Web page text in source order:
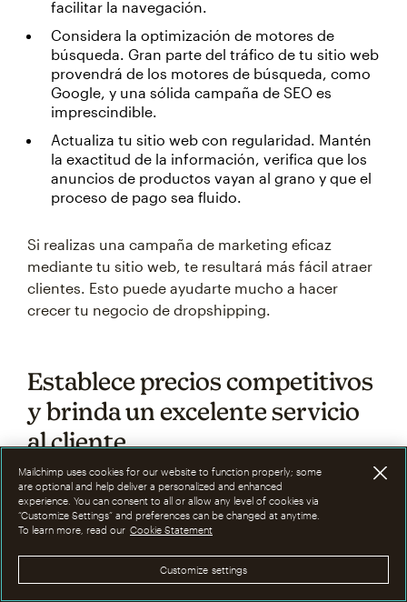
facilitar la navegación.
Considera la optimización de motores de
búsqueda. Gran parte del tráfico de tu sitio web
provendrá de los motores de búsqueda, como
Google, y una sólida campaña de SEO es
imprescindible.
Actualiza tu sitio web con regularidad. Mantén
la exactitud de la información, verifica que los
anuncios de productos vayan al grano y que el
proceso de pago sea fluido.
Si realizas una campaña de marketing eficaz
mediante tu sitio web, te resultará más fácil atraer
clientes. Esto puede ayudarte mucho a hacer
crecer tu negocio de dropshipping.
Establece precios competitivos
y brinda un excelente servicio
al cliente
Hoy en día, las expectativas de los clientes son
más altas que nunca. Necesitas hacerlo bien para
cumplir con esas expectativas, y un
clientesólido es imprescindible. Hay varias
maneras de garantizar que proporcionas un
Mailchimp uses cookies for our website to function properly; some
are optional and help deliver a personalized and enhanced
experience. You can consent to all or allow any level of cookies via
“Customize Settings” and preferences can be changed at anytime.
To learn more, read our Cookie Statement
Customize settings